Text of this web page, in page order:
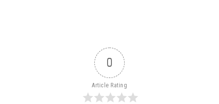
0
Article Rating